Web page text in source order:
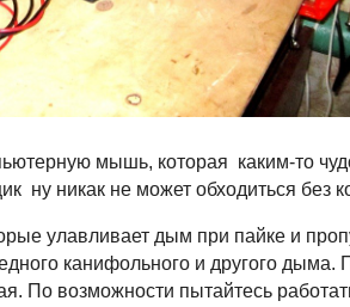
мышь, которая каким-то
ну никак не может обходиться без
улавливает дым при пайке и
канифольного и другого
По возможности пытайтесь